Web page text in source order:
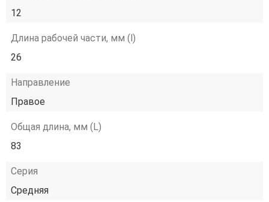
12
Длина рабочей части, мм (l)
26
Направление
Правое
Общая длина, мм (L)
83
Серия
Средняя